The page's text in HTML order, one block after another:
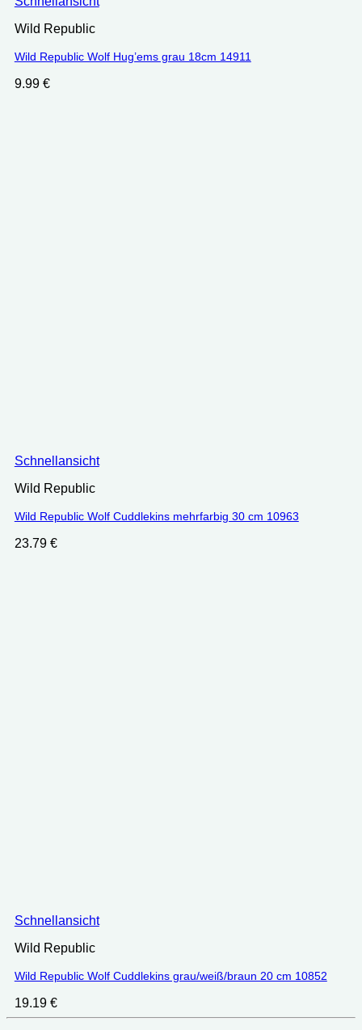
Wild Republic
Wild Republic Wolf Hug’ems grau 18cm 14911
9.99 €
Schnellansicht
Wild Republic
Wild Republic Wolf Cuddlekins mehrfarbig 30 cm 10963
23.79 €
Schnellansicht
Wild Republic
Wild Republic Wolf Cuddlekins grau/weiß/braun 20 cm 10852
19.19 €